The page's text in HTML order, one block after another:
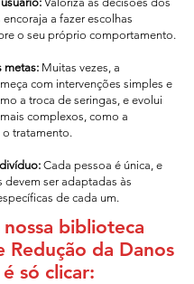
a fazer escolhas
o seu próprio comportamento.
metas: Muitas vezes, a
com intervenções simples e
a troca de seringas, e evolui
complexos, como a
tratamento.
Cada pessoa é única, e
devem ser adaptadas às
de cada um.
nossa biblioteca
Redução da Danos
só clicar: